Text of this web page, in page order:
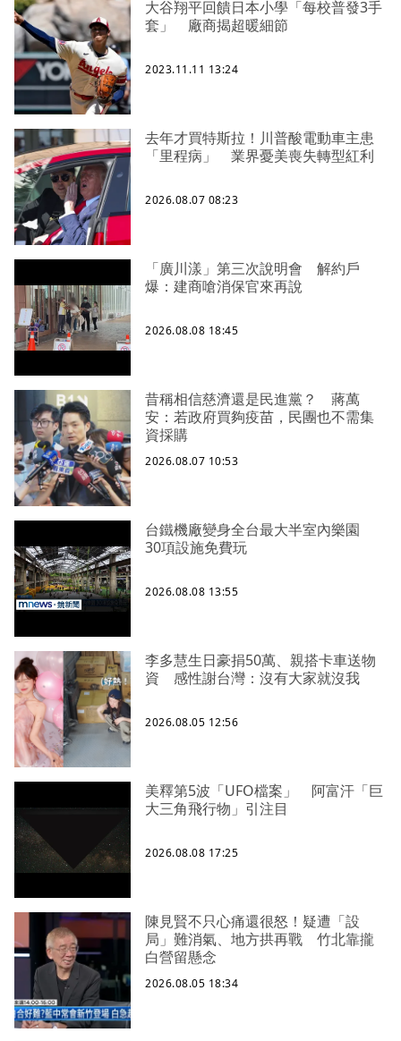
大谷翔平回饋日本小學「每校普發3手
套」 廠商揭超暖細節
2023.11.11 13:24
去年才買特斯拉！川普酸電動車主患
「里程病」 業界憂美喪失轉型紅利
2026.08.07 08:23
「廣川漾」第三次說明會 解約戶
爆：建商嗆消保官來再說
2026.08.08 18:45
昔稱相信慈濟還是民進黨？ 蔣萬
安：若政府買夠疫苗，民團也不需集
資採購
2026.08.07 10:53
台鐵機廠變身全台最大半室內樂園
30項設施免費玩
2026.08.08 13:55
李多慧生日豪捐50萬、親搭卡車送物
資 感性謝台灣：沒有大家就沒我
2026.08.05 12:56
美釋第5波「UFO檔案」 阿富汗「巨
大三角飛行物」引注目
2026.08.08 17:25
陳見賢不只心痛還很怒！疑遭「設
局」難消氣、地方拱再戰 竹北靠攏
白營留懸念
2026.08.05 18:34